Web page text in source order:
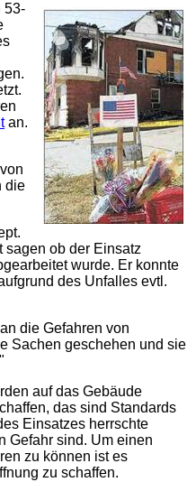
53-
an.
die
sagen ob der Einsatz
wurde. Er konnte
des Unfalles evtl.
die Gefahren von
Sachen geschehen und sie
"
auf das Gebäude
das sind Standards
Einsatzes herrschte
Gefahr sind. Um einen
zu können ist es
zu schaffen.